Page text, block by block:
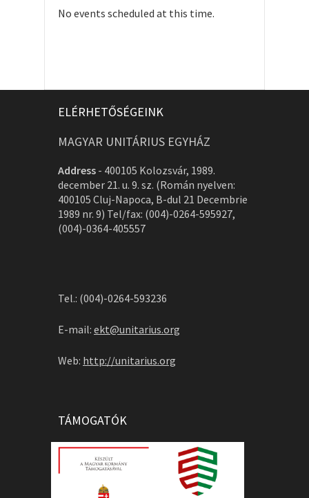
No events scheduled at this time.
ELÉRHETŐSÉGEINK
MAGYAR UNITÁRIUS EGYHÁZ
Address - 400105 Kolozsvár, 1989.
december 21. u. 9. sz. (Román nyelven:
400105 Cluj-Napoca, B-dul 21 Decembrie
1989 nr. 9) Tel/fax: (004)-0264-595927,
(004)-0364-405557
Tel.: (004)-0264-593236
E-mail: ekt@unitarius.org
Web: http://unitarius.org
TÁMOGATÓK